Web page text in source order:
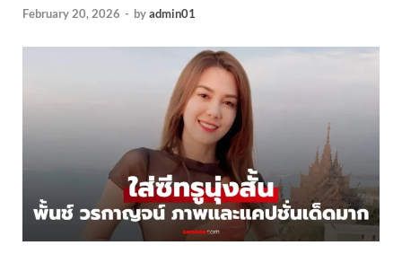
February 20, 2026 - byadmin01